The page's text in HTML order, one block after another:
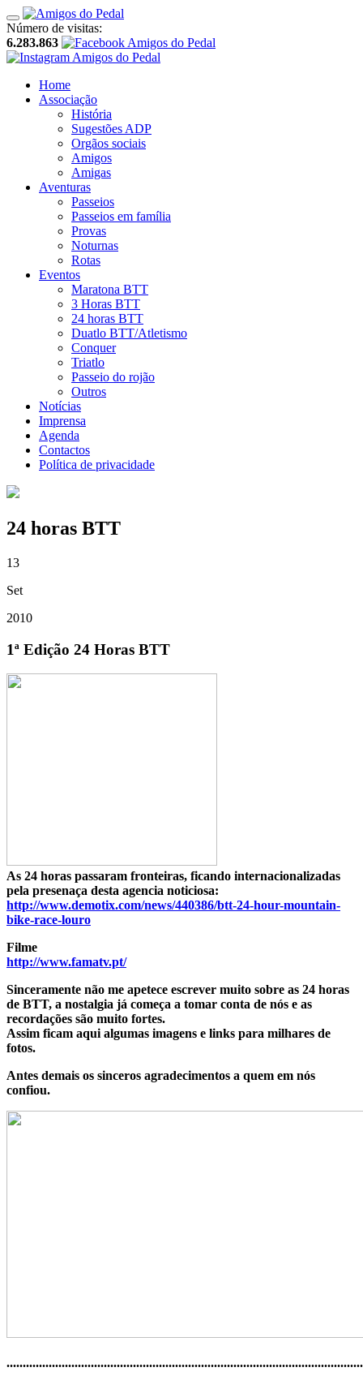
Número de visitas:
6.283.863
Home
Associação
História
Sugestões ADP
Orgãos sociais
Amigos
Amigas
Aventuras
Passeios
Passeios em família
Provas
Noturnas
Rotas
Eventos
Maratona BTT
3 Horas BTT
24 horas BTT
Duatlo BTT/Atletismo
Conquer
Triatlo
Passeio do rojão
Outros
Notícias
Imprensa
Agenda
Contactos
Política de privacidade
24 horas BTT
13
Set
2010
1ª Edição 24 Horas BTT
As 24 horas passaram fronteiras, ficando internacionalizadas
pela presenaça desta agencia noticiosa:
http://www.demotix.com/news/440386/btt-24-hour-mountain-
bike-race-louro
Filme
http://www.famatv.pt/
Sinceramente não me apetece escrever muito sobre as 24 horas
de BTT, a nostalgia já começa a tomar conta de nós e as
recordações são muito fortes.
Assim ficam aqui algumas imagens e links para milhares de
fotos.
Antes demais os sinceros agradecimentos a quem em nós
confiou.